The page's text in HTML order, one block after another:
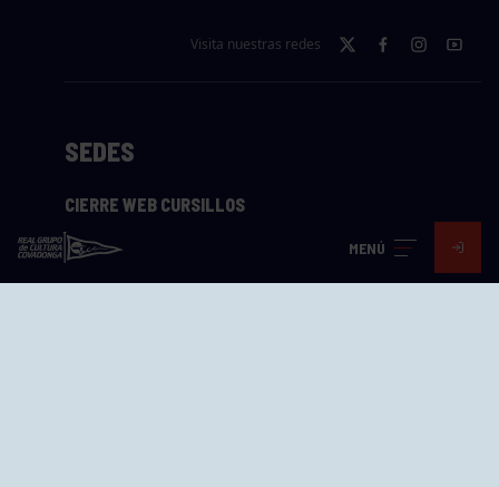
MENÚ
Visita nuestras redes
SEDES
CIERRE WEB CURSILLOS
Cómo llegar